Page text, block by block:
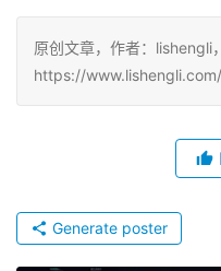
原创文章，作者：lishengli
https://
Generate poster